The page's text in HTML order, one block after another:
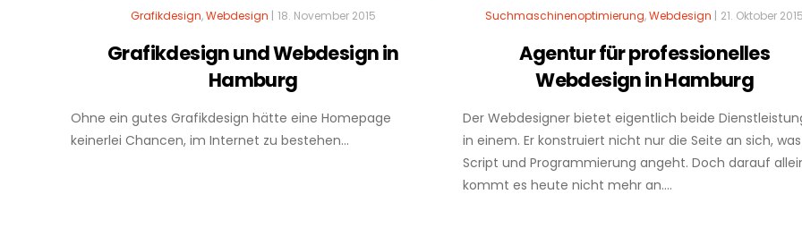
Grafikdesign,Webdesign | 18. November 2015
Grafikdesign und Webdesign in
Hamburg
Ohne ein gutes Grafikdesign hätte eine Homepage
keinerlei Chancen, im Internet zu bestehen...
Suchmaschinenoptimierung,Webdesign | 21. Oktober
Agentur für professionelles
Webdesign in Hamburg
Der Webdesigner bietet eigentlich beide
in einem. Er konstruiert nicht nur die Seite an sich, was
Script und Programmierung angeht. Doch darauf
kommt es heute nicht mehr an....